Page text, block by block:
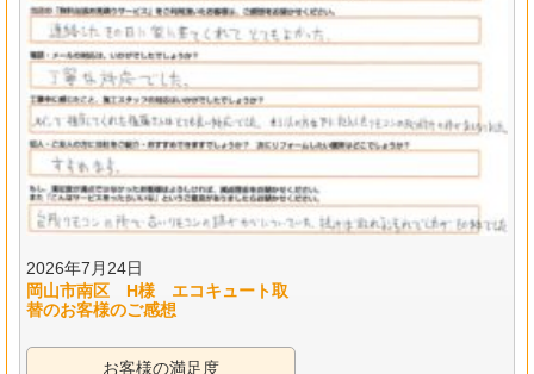
2026年7月24日
岡山市南区 H様 エコキュート取
替のお客様のご感想
お客様の満足度